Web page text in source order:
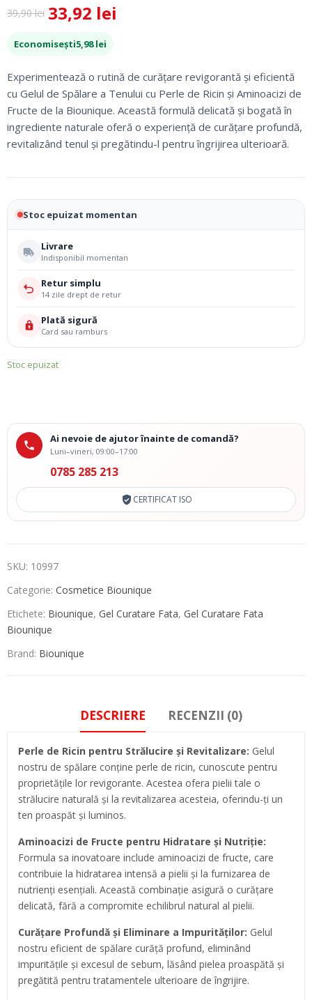
39,90lei
Prețul
inițial
a
fost:
39,90 lei.
33,92 lei
Prețul
curent
este:
33,92 lei.
Economisești5,98lei
Experimentează o rutină de curățare revigorantă și eficientă
cu Gelul de Spălare a Tenului cu Perle de Ricin și Aminoacizi de
Fructe de la Biounique. Această formulă delicată și bogată în
ingrediente naturale oferă o experiență de curățare profundă,
revitalizând tenul și pregătindu-l pentru îngrijirea ulterioară.
Stoc epuizat momentan
Livrare
Indisponibil momentan
Retur simplu
14 zile drept de retur
Plată sigură
Card sau ramburs
Stoc epuizat
Ai nevoie de ajutor înainte de comandă?
Luni–vineri, 09:00–17:00
0785 285 213
CERTIFICAT ISO
SKU: 10997
Categorie: Cosmetice Biounique
Etichete: Biounique, Gel Curatare Fata, Gel Curatare Fata
Biounique
Brand: Biounique
DESCRIERE RECENZII (0)
Perle de Ricin pentru Strălucire și Revitalizare: Gelul
nostru de spălare conține perle de ricin, cunoscute pentru
proprietățile lor revigorante. Acestea ofera pielii tale o
strălucire naturală și la revitalizarea acesteia, oferindu-ți un
ten proaspăt și luminos.
Aminoacizi de Fructe pentru Hidratare și Nutriție:
Formula sa inovatoare include aminoacizi de fructe, care
contribuie la hidratarea intensă a pielii și la furnizarea de
nutrienți esențiali. Această combinație asigură o curățare
delicată, fără a compromite echilibrul natural al pielii.
Curățare Profundă și Eliminare a Impurităților: Gelul
nostru eficient de spălare curăță profund, eliminând
impuritățile și excesul de sebum, lăsând pielea proaspătă și
pregătită pentru tratamentele ulterioare de îngrijire.